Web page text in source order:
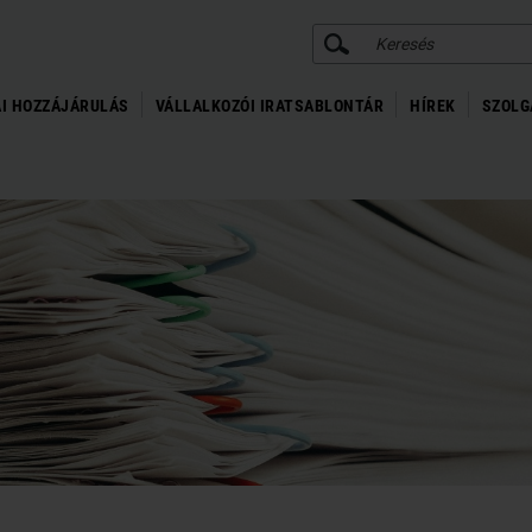
KERESÉS
HOZZÁJÁRULÁS VÁLLALKOZÓI IRATSABLONTÁR HÍREK